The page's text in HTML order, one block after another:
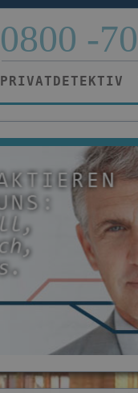
0800 -
PRIVATDETEKTIV